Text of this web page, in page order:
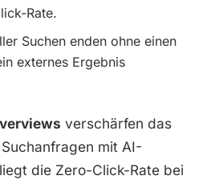
Rate.
Suchen enden ohne einen
externes Ergebnis
verschärfen das
mit AI-
die Zero-Click-Rate bei